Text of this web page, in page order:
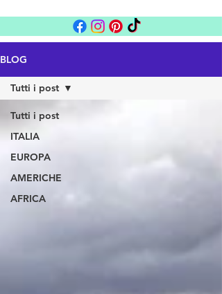
BLOG
Tutti i post
ITALIA
EUROPA
AMERICHE
AFRICA
Tutti i post